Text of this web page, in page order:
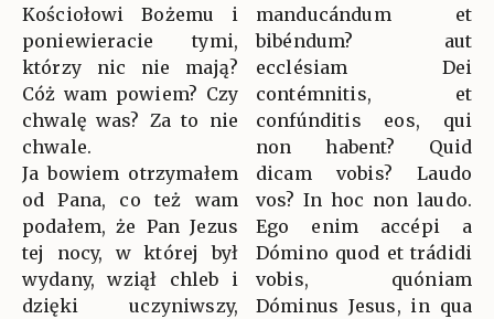
Kościołowi Bożemu i
poniewieracie tymi,
którzy nic nie mają?
Cóż wam powiem? Czy
chwalę was? Za to nie
chwale.
Ja bowiem otrzymałem
od Pana, co też wam
podałem, że Pan Jezus
tej nocy, w której był
wydany, wziął chleb i
dzięki uczyniwszy,
manducándum et
bibéndum? aut
ecclésiam Dei
contémnitis, et
confúnditis eos, qui
non habent? Quid
dicam vobis? Laudo
vos? In hoc non laudo.
Ego enim accépi a
Dómino quod et trádidi
vobis, quóniam
Dóminus Jesus, in qua